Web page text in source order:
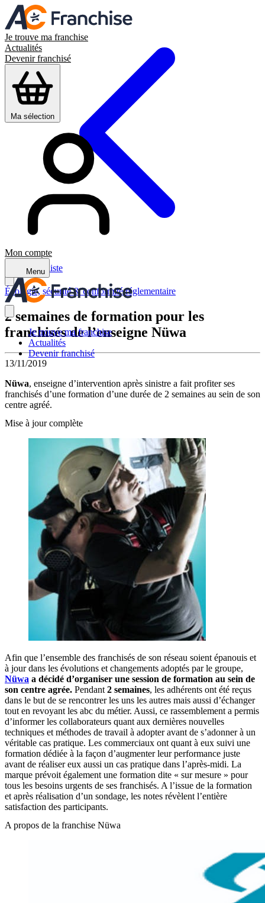
Je trouve ma franchise
Actualités
Devenir franchisé
Ma sélection
Mon compte
Menu
Je trouve ma franchise
Actualités
Devenir franchisé
Retour à la liste
Écologie, sécurité & conformité réglementaire
2 semaines de formation pour les
franchisés de l’enseigne Nüwa
13/11/2019
Nüwa, enseigne d’intervention après sinistre a fait profiter ses
franchisés d’une formation d’une durée de 2 semaines au sein de son
centre agréé.
Mise à jour complète
Afin que l’ensemble des franchisés de son réseau soient épanouis et
à jour dans les évolutions et changements adoptés par le groupe,
Nüwa a décidé d’organiser une session de formation au sein de
son centre agrée. Pendant 2 semaines, les adhérents ont été reçus
dans le but de se rencontrer les uns les autres mais aussi d’échanger
tout en revoyant les abc du métier. Aussi, ce rassemblement a permis
d’informer les collaborateurs quant aux dernières nouvelles
techniques et méthodes de travail à adopter avant de s’adonner à un
véritable cas pratique. Les commerciaux ont quant à eux suivi une
formation dédiée à la façon d’augmenter leur performance juste
avant de réaliser eux aussi un cas pratique dans l’après-midi. La
marque prévoit également une formation dite « sur mesure » pour
tous les besoins urgents de ses franchisés. A l’issue de la formation
et après réalisation d’un sondage, les notes révèlent l’entière
satisfaction des participants.
A propos de la franchise Nüwa